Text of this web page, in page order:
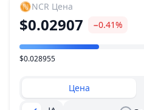
NCR Цена
$0.02907 −0.41%
Ценовой диапазон
$0.028955
Цена